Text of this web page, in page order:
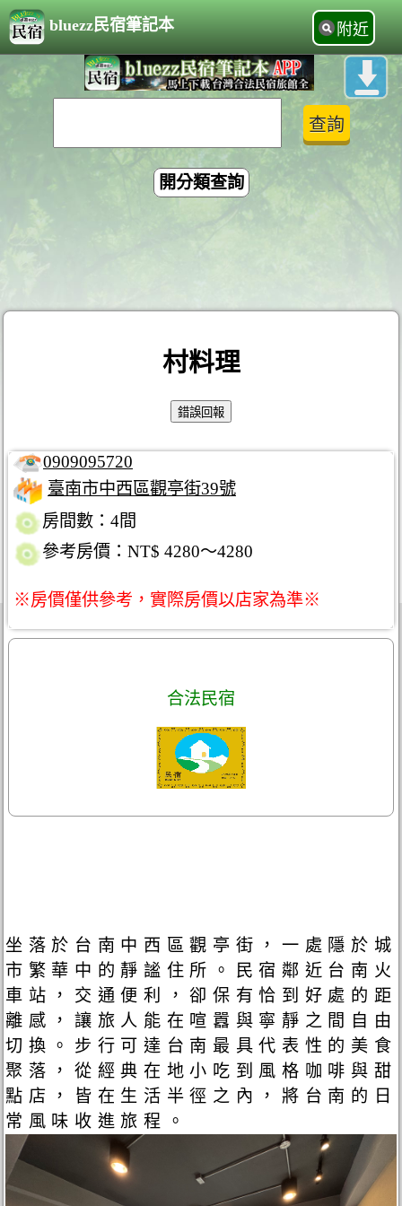
bluezz民宿筆記本 附近
開分類查詢
村料理
0909095720
臺南市中西區觀亭街39號
房間數：4間
參考房價：NT$ 4280～4280
※房價僅供參考，實際房價以店家為準※
合法民宿
坐落於台南中西區觀亭街，一處隱於城
市繁華中的靜謐住所。民宿鄰近台南火
車站，交通便利，卻保有恰到好處的距
離感，讓旅人能在喧囂與寧靜之間自由
切換。步行可達台南最具代表性的美食
聚落，從經典在地小吃到風格咖啡與甜
點店，皆在生活半徑之內，將台南的日
常風味收進旅程。